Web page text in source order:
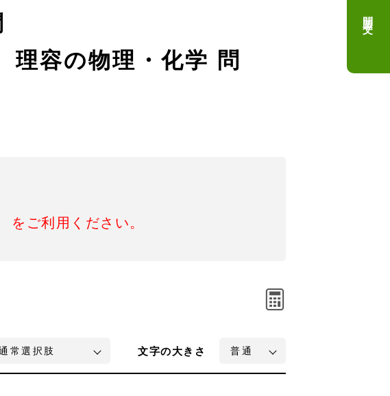
理容の物理・化学 問
をご利用ください。
文字の大きさ